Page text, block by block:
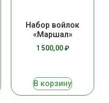
Набор войлок
«Маршал»
1 500,00₽
В корзину